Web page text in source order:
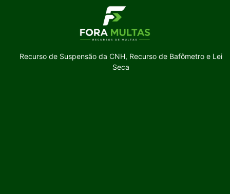
Recurso de Suspensão da CNH, Recurso de Bafômetro e Lei
Seca